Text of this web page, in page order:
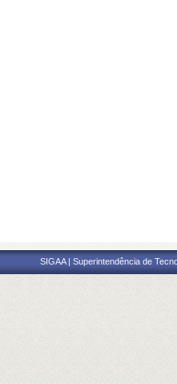
SIGAA | Superintendência de